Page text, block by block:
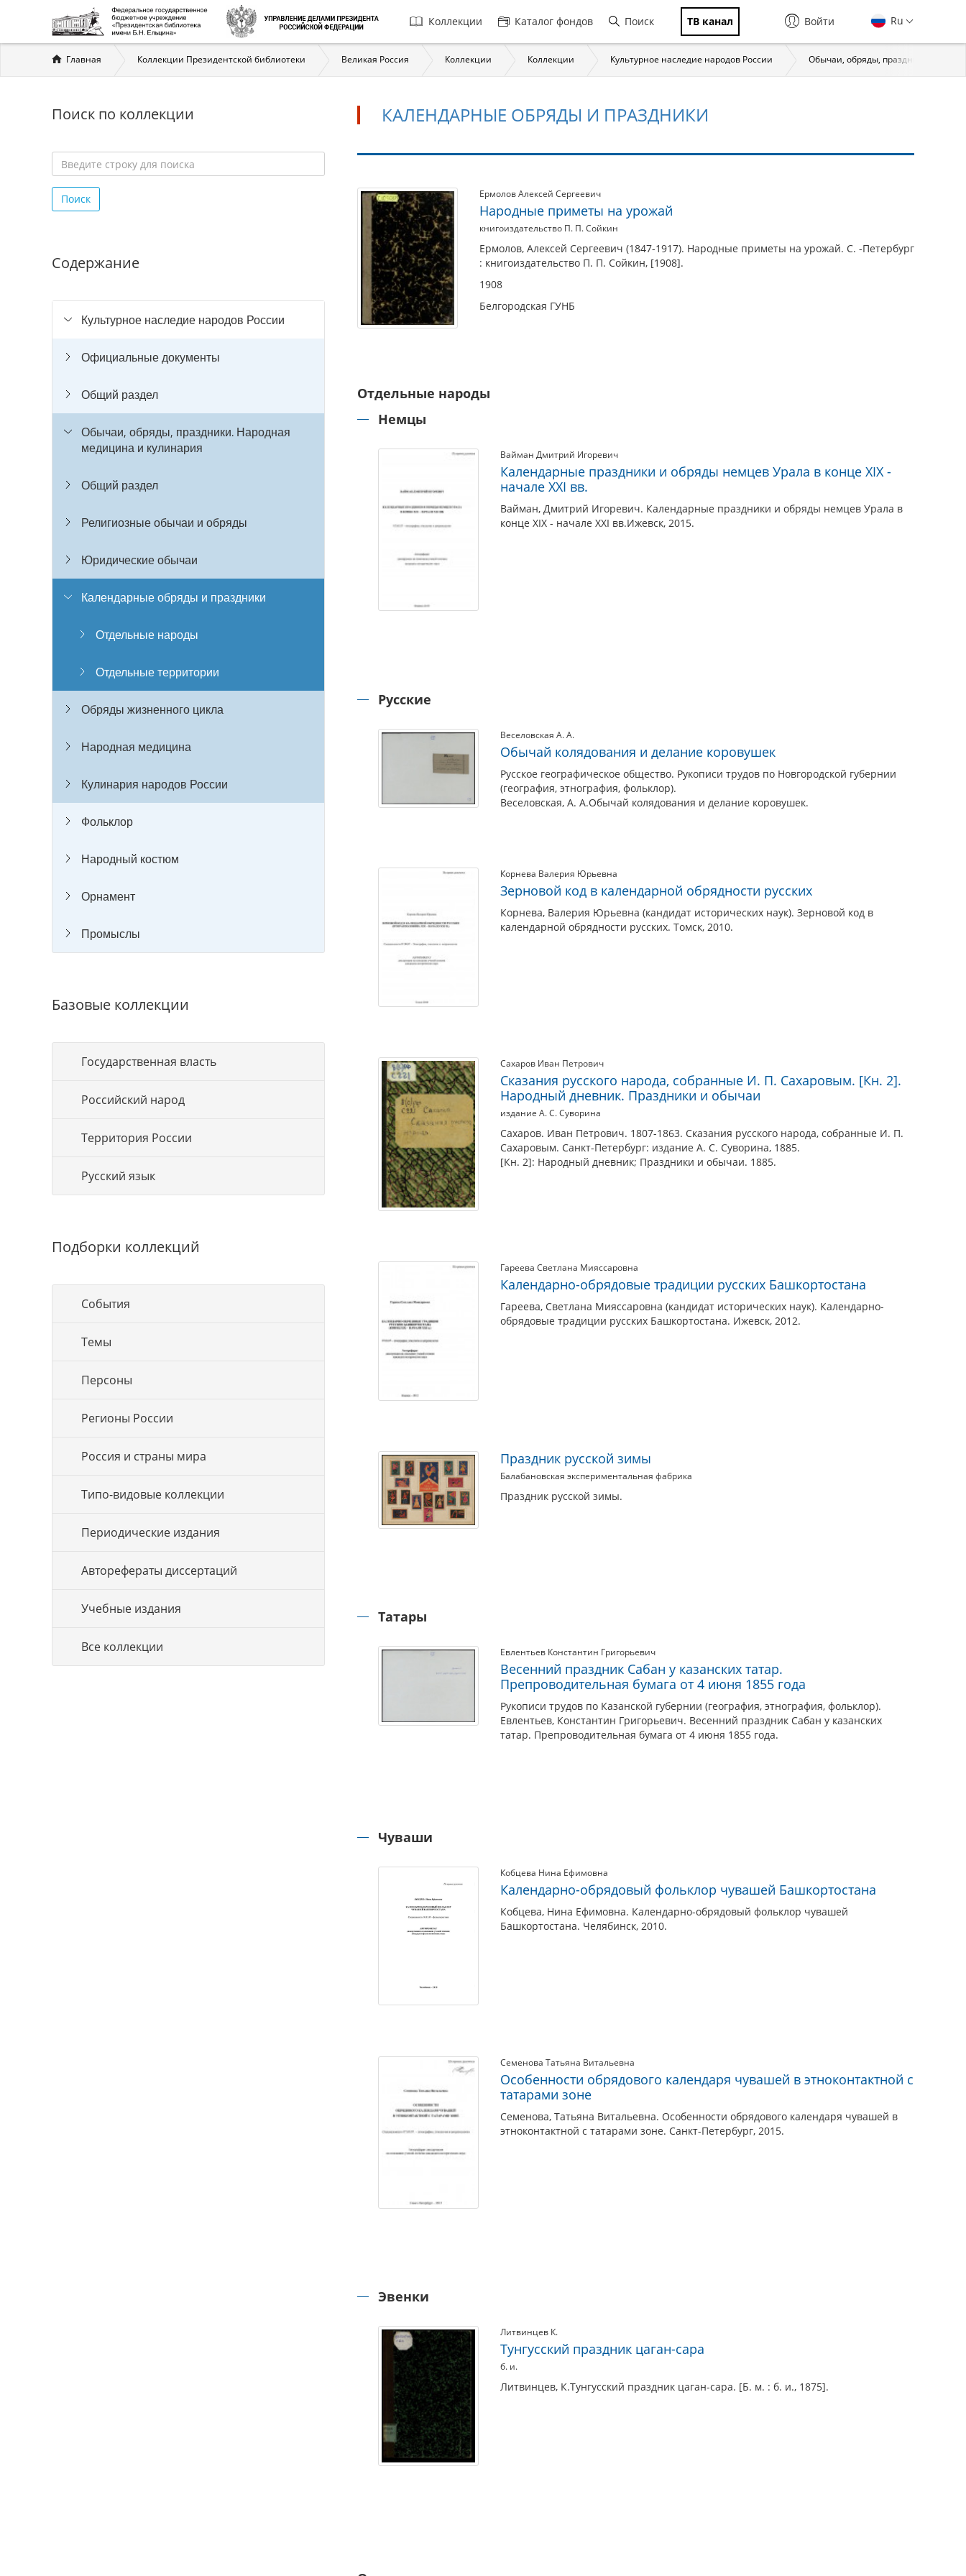
Главная
навигация
Коллекции Каталог фондов Поиск ТВ канал Ru
Войти
Вы
здесь
Главная Коллекции Президентской библиотеки Великая Россия Коллекции Коллекции Культурное наследие народов России Обычаи, обряды, праздники.
Поиск по коллекции
строку
для
Поиск
Содержание
Культурное наследие народов России
Официальные документы
Общий раздел
Обычаи, обряды, праздники. Народная
медицина и кулинария
Общий раздел
Религиозные обычаи и обряды
Юридические обычаи
Календарные обряды и праздники
Отдельные народы
Отдельные территории
Обряды жизненного цикла
Народная медицина
Кулинария народов России
Фольклор
Народный костюм
Орнамент
Промыслы
Базовые коллекции
Государственная власть
Российский народ
Территория России
Русский язык
Подборки коллекций
События
Темы
Персоны
Регионы России
Россия и страны мира
Типо-видовые коллекции
Периодические издания
Авторефераты диссертаций
Учебные издания
Все коллекции
КАЛЕНДАРНЫЕ ОБРЯДЫ И ПРАЗДНИКИ
Календарные
обряды
праздники
Ермолов Алексей Сергеевич
Народные приметы на урожай
книгоиздательство П. П. Сойкин
Ермолов, Алексей Сергеевич (1847-1917). Народные приметы на урожай. С. -Петербург
: книгоиздательство П. П. Сойкин, [1908].
1908
Белгородская ГУНБ
Отдельные народы
Немцы
Вайман Дмитрий Игоревич
Календарные праздники и обряды немцев Урала в конце XIX -
начале XXI вв.
Вайман, Дмитрий Игоревич. Календарные праздники и обряды немцев Урала в
конце XIX - начале XXI вв.Ижевск, 2015.
Русские
Веселовская А. А.
Обычай колядования и делание коровушек
Русское географическое общество. Рукописи трудов по Новгородской губернии
(география, этнография, фольклор).
Веселовская, А. А.Обычай колядования и делание коровушек.
Корнева Валерия Юрьевна
Зерновой код в календарной обрядности русских
Корнева, Валерия Юрьевна (кандидат исторических наук). Зерновой код в
календарной обрядности русских. Томск, 2010.
Сахаров Иван Петрович
Сказания русского народа, собранные И. П. Сахаровым. [Кн. 2].
Народный дневник. Праздники и обычаи
издание А. С. Суворина
Сахаров. Иван Петрович. 1807-1863. Сказания русского народа, собранные И. П.
Сахаровым. Санкт-Петербург: издание А. С. Суворина, 1885.
[Кн. 2]: Народный дневник; Праздники и обычаи. 1885.
Гареева Светлана Мияссаровна
Календарно-обрядовые традиции русских Башкортостана
Гареева, Светлана Мияссаровна (кандидат исторических наук). Календарно-
обрядовые традиции русских Башкортостана. Ижевск, 2012.
Праздник русской зимы
Балабановская экспериментальная фабрика
Праздник русской зимы.
Татары
Евлентьев Константин Григорьевич
Весенний праздник Сабан у казанских татар.
Препроводительная бумага от 4 июня 1855 года
Рукописи трудов по Казанской губернии (география, этнография, фольклор).
Евлентьев, Константин Григорьевич. Весенний праздник Сабан у казанских
татар. Препроводительная бумага от 4 июня 1855 года.
Чуваши
Кобцева Нина Ефимовна
Календарно-обрядовый фольклор чувашей Башкортостана
Кобцева, Нина Ефимовна. Календарно-обрядовый фольклор чувашей
Башкортостана. Челябинск, 2010.
Семенова Татьяна Витальевна
Особенности обрядового календаря чувашей в этноконтактной с
татарами зоне
Семенова, Татьяна Витальевна. Особенности обрядового календаря чувашей в
этноконтактной с татарами зоне. Санкт-Петербург, 2015.
Эвенки
Литвинцев К.
Тунгусский праздник цаган-сара
б. и.
Литвинцев, К.Тунгусский праздник цаган-сара. [Б. м. : б. и., 1875].